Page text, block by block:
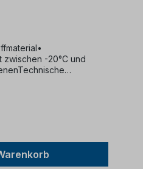
-20°C und